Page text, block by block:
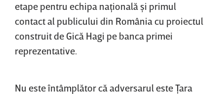
etape pentru echipa naţională şi primul
contact al publicului din România cu proiectul
construit de Gică Hagi pe banca primei
reprezentative.
Nu este întâmplător că adversarul este Ţara